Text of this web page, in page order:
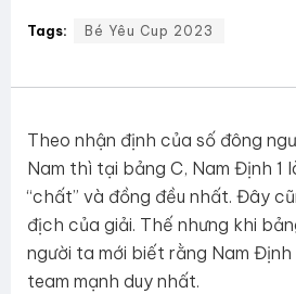
Tags: Bé Yêu Cup 2023
Theo nhận định của số đông
Nam thì tại bảng C, Nam Định 1
“chất” và đồng đều nhất. Đây
địch của giải. Thế nhưng khi
người ta mới biết rằng Nam Định
team mạnh duy nhất.